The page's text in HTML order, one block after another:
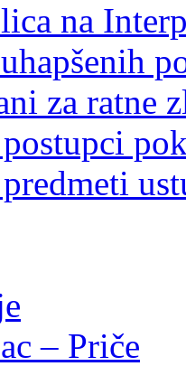
na
za ratne
– Priče